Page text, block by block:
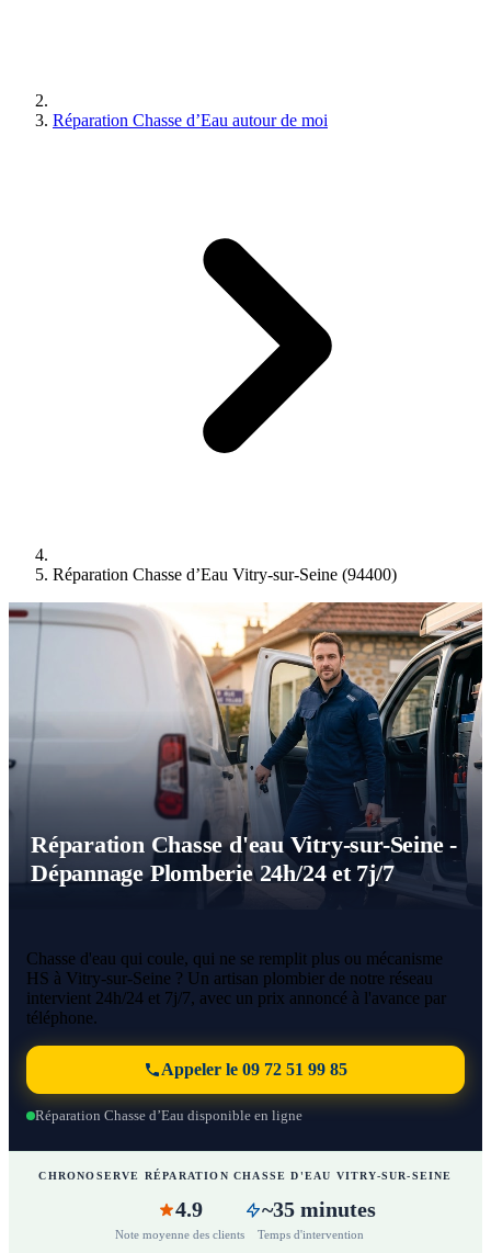
Réparation Chasse d’Eau autour de moi
Réparation Chasse d’Eau Vitry-sur-Seine (94400)
Réparation Chasse d'eau Vitry-sur-Seine -
Dépannage Plomberie 24h/24 et 7j/7
Chasse d'eau qui coule, qui ne se remplit plus ou mécanisme
HS à Vitry-sur-Seine ? Un artisan plombier de notre réseau
intervient 24h/24 et 7j/7, avec un prix annoncé à l'avance par
téléphone.
Appeler le 09 72 51 99 85
Réparation Chasse d’Eau disponible en ligne
CHRONOSERVE RÉPARATION CHASSE D'EAU VITRY-SUR-SEINE
4.9
Note moyenne des clients
~35 minutes
Temps d'intervention